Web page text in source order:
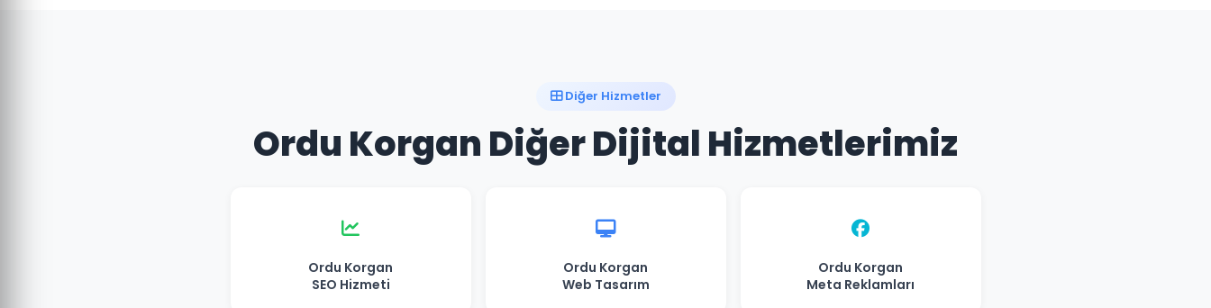
Diğer Hizmetler
Ordu Korgan Diğer Dijital Hizmetlerimiz
Ordu Korgan
SEO Hizmeti
Ordu Korgan
Web Tasarım
Ordu Korgan
Meta Reklamları